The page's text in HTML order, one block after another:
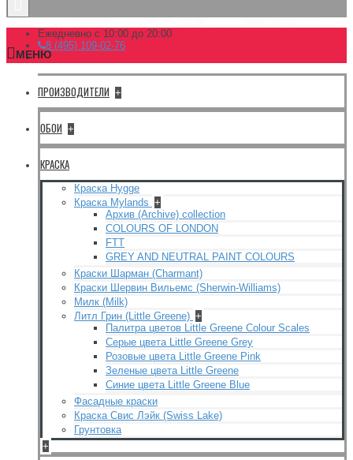
Ежедневно с 10:00 до 20:00
8 (495) 109-02-76
МЕНЮ
ПРОИЗВОДИТЕЛИ +
ОБОИ +
КРАСКА
Краска Hygge
Краска Mylands +
Архив (Archive) collection
COLOURS OF LONDON
FTT
GREY AND NEUTRAL PAINT COLOURS
Краски Шарман (Charmant)
Краски Шервин Вильемс (Sherwin-Williams)
Милк (Milk)
Литл Грин (Little Greene) +
Палитра цветов Little Greene Colour Scales
Серые цвета Little Greene Grey
Розовые цвета Little Greene Pink
Зеленые цвета Little Greene
Синие цвета Little Greene Blue
Фасадные краски
Краска Свис Лэйк (Swiss Lake)
Грунтовка
+